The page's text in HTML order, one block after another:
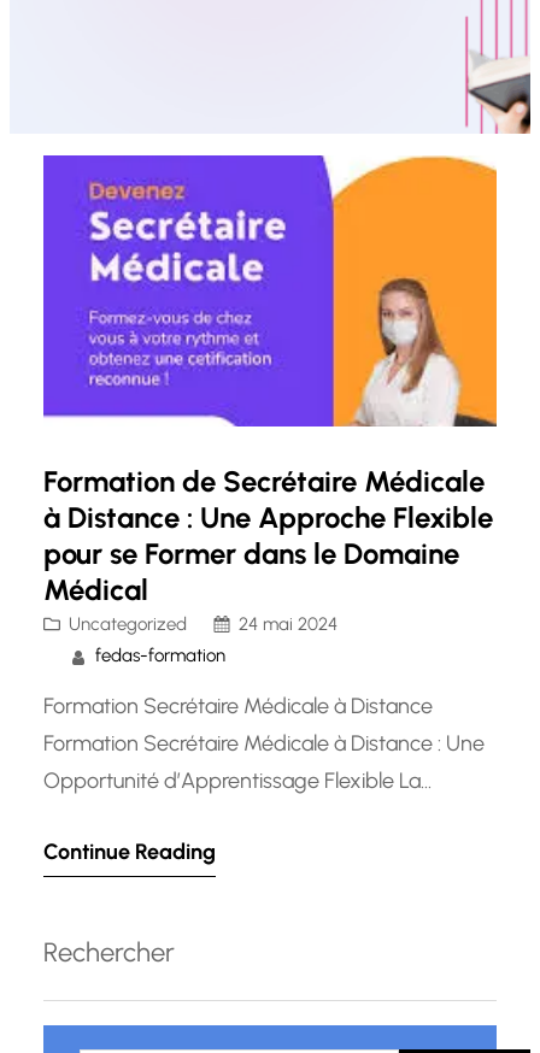
Formation de Secrétaire Médicale
à Distance : Une Approche Flexible
pour se Former dans le Domaine
Médical
Uncategorized
24 mai 2024
fedas-formation
Formation Secrétaire Médicale à Distance
Formation Secrétaire Médicale à Distance : Une
Opportunité d’Apprentissage Flexible La
offre une solution pratique et flexible pour ceux
médical. En tant que profession essentielle au
bon fonctionnement des établissements de
Continue Reading
Rechercher